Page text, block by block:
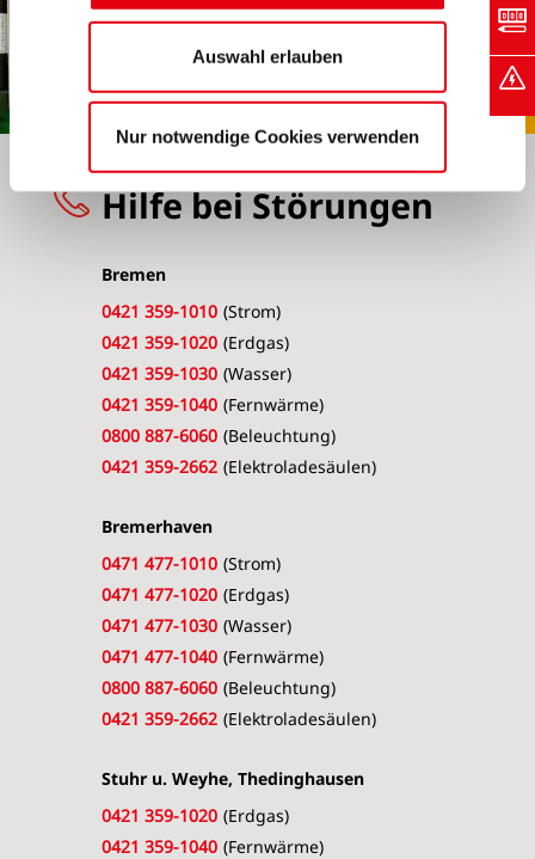
Auswahl erlauben
Nur notwendige Cookies verwenden
Hilfe bei Störungen
Bremen
0421 359-1010 (Strom)
0421 359-1020 (Erdgas)
0421 359-1030 (Wasser)
0421 359-1040 (Fernwärme)
0800 887-6060 (Beleuchtung)
0421 359-2662 (Elektroladesäulen)
Bremerhaven
0471 477-1010 (Strom)
0471 477-1020 (Erdgas)
0471 477-1030 (Wasser)
0471 477-1040 (Fernwärme)
0800 887-6060 (Beleuchtung)
0421 359-2662 (Elektroladesäulen)
Stuhr u. Weyhe, Thedinghausen
0421 359-1020 (Erdgas)
0421 359-1040 (Fernwärme)